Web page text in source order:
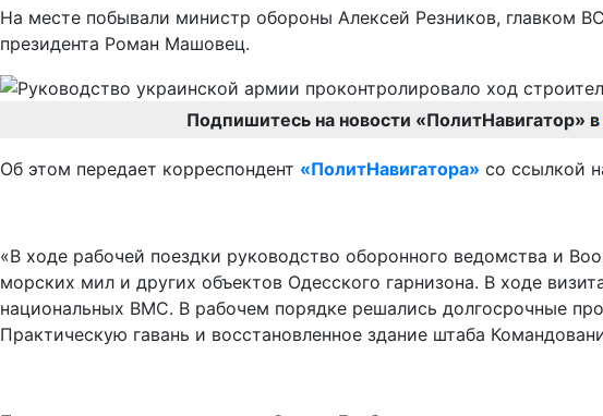
На месте побывали министр обороны Алексей Резников, главком
президента Роман Машовец.
Подпишитесь на новости «ПолитНавигатор» в
Об этом передает корреспондент «ПолитНавигатора» со ссылкой
«В ходе рабочей поездки руководство оборонного ведомства и
морских мил и других объектов Одесского гарнизона. В ходе
национальных ВМС. В рабочем порядке решались долгосрочные
Практическую гавань и восстановленное здание штаба